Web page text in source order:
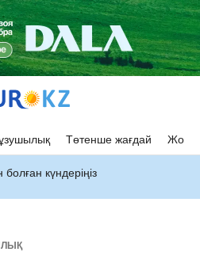
Төтенше жағдай Жол
болған күндеріңіз